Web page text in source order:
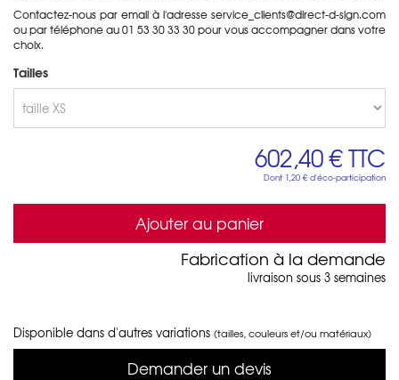
Contactez-nous par email à l'adresse service_clients@direct-d-sign.com
ou par téléphone au 01 53 30 33 30 pour vous accompagner dans votre
choix.
Tailles
602,40 €TTC
Dont 1,20 € d'éco-participation
Ajouter au panier
Fabrication à la demande
livraison sous 3 semaines
Disponible dans d'autres variations (tailles, couleurs et/ou matériaux)
Demander un devis